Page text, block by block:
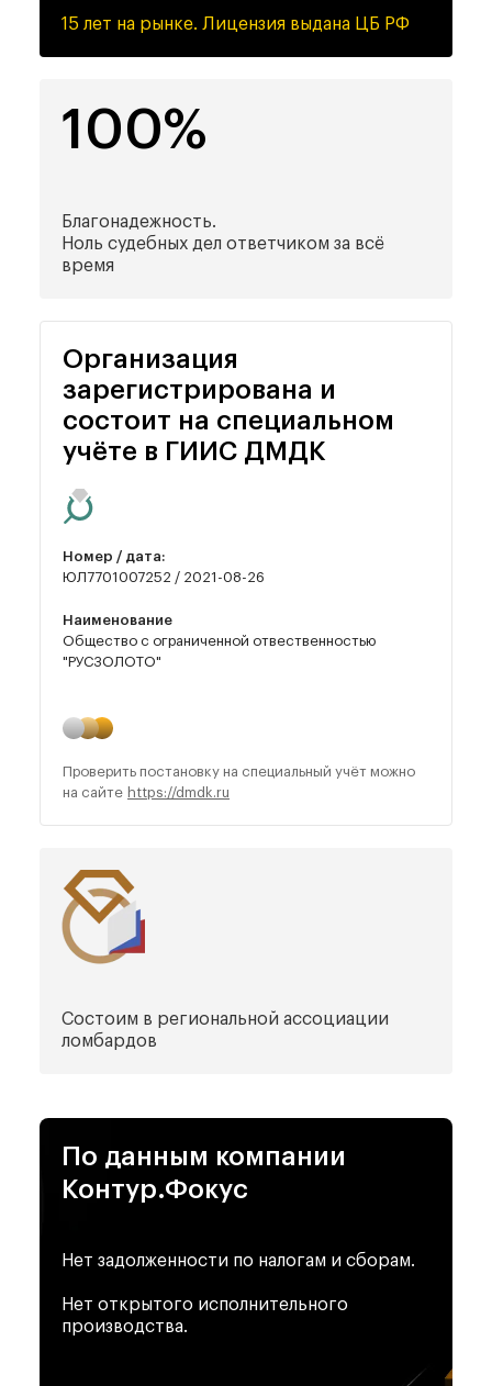
15 лет на рынке. Лицензия выдана ЦБ РФ
100%
Благонадежность.
Ноль судебных дел ответчиком за всё
время
Организация
зарегистрирована и
состоит на специальном
учёте в ГИИС ДМДК
Номер / дата:
ЮЛ7701007252 / 2021-08-26
Наименование
Общество с ограниченной отвественностью
"РУСЗОЛОТО"
Проверить постановку на специальный учёт можно
на сайте https://dmdk.ru
Состоим в региональной ассоциации
ломбардов
По данным компании
Контур.Фокус
Нет задолженности по налогам и сборам.
Нет открытого исполнительного
производства.